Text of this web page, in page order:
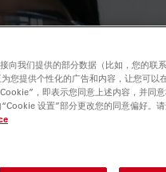
品制备
症研究。
，并了解
向我们提供的部分数据（比如，您的联
您提供个性化的广告和内容，让您可以
，即表示您同意上述内容，并同
设置”部分更改您的同意偏好。